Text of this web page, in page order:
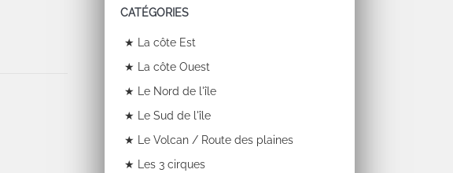
CATÉGORIES
★ La côte Est
★ La côte Ouest
★ Le Nord de l'île
★ Le Sud de l'île
★ Le Volcan / Route des plaines
★ Les 3 cirques